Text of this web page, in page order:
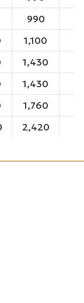
990
1,100
1,430
1,430
1,760
2,420